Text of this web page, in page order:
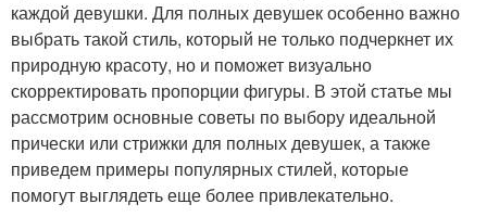
каждой девушки. Для полных девушек особенно важно
выбрать такой стиль, который не только подчеркнет их
природную красоту, но и поможет визуально
скорректировать пропорции фигуры. В этой статье мы
рассмотрим основные советы по выбору идеальной
прически или стрижки для полных девушек, а также
приведем примеры популярных стилей, которые
помогут выглядеть еще более привлекательно.